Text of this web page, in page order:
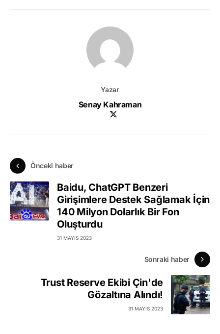
Yazar
Senay Kahraman
Önceki haber
Baidu, ChatGPT Benzeri
Girişimlere Destek Sağlamak İçin
140 Milyon Dolarlık Bir Fon
Oluşturdu
31 MAYIS 2023
Sonraki haber
Trust Reserve Ekibi Çin'de
Gözaltına Alındı!
31 MAYIS 2023